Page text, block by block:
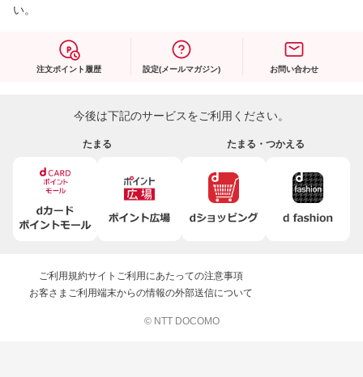
い。
注文ポイント履歴 設定(メールマガジン) お問い合わせ
今後は下記のサービスをご利用ください。
たまる たまる・つかえる
ご利用規約サイトご利用にあたっての注意事項
お客さまご利用端末からの情報の外部送信について
© NTT DOCOMO